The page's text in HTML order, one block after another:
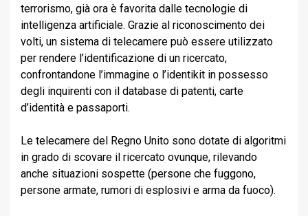
terrorismo, già ora è favorita dalle tecnologie di
intelligenza artificiale. Grazie al riconoscimento dei
volti, un sistema di telecamere può essere utilizzato
per rendere l’identificazione di un ricercato,
confrontandone l’immagine o l’identikit in possesso
degli inquirenti con il database di patenti, carte
d’identità e passaporti.
Le telecamere del Regno Unito sono dotate di algoritmi
in grado di scovare il ricercato ovunque, rilevando
anche situazioni sospette (persone che fuggono,
persone armate, rumori di esplosivi e arma da fuoco).